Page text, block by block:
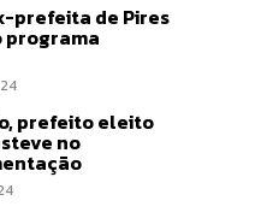
prefeita de Pires
programa
prefeito eleito
no